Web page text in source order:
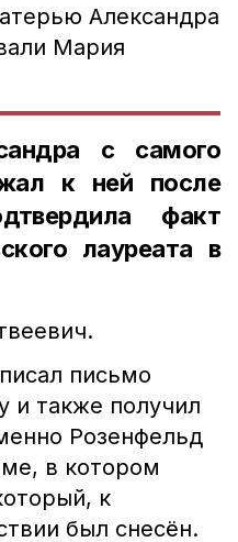
Александра
Мария
с самого
к ней после
факт
лауреата в
письмо
и также получил
Розенфельд
в котором
к
был снесён.